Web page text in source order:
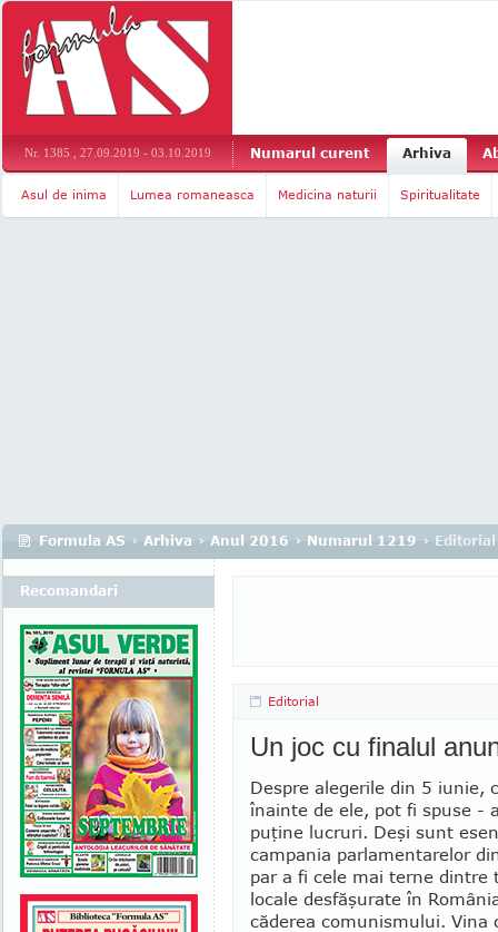
Nr. 1385 , 27.09.2019 - 03.10.2019 Numarul curent Arhiva
Asul de inima Lumea romaneasca Medicina naturii Spiritualitate
Formula AS › Arhiva › Anul 2016 › Numarul 1219 › Editorial
Editorial
Un joc cu finalul
Despre alegerile din 5 iunie,
înainte de ele, pot fi spuse -
puţine lucruri. Deşi sunt
campania parlamentarelor
par a fi cele mai terne dintre
locale desfăşurate în
căderea comunismului. Vina
Recomandari